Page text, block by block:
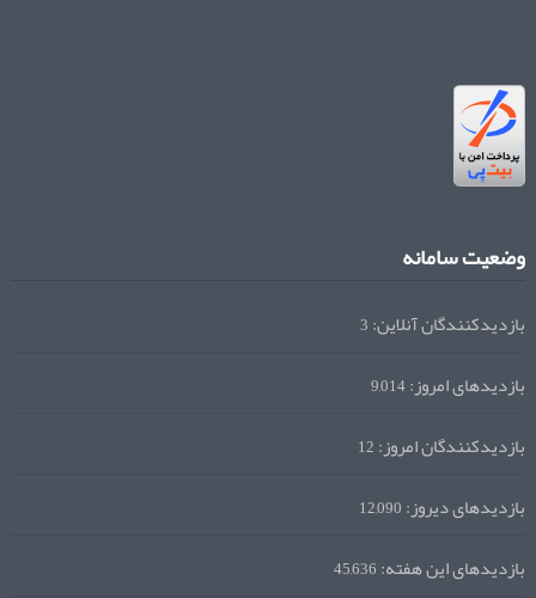
وضعیت سامانه
بازدیدکنندگان آنلاین:3
بازدیدهای امروز:9,014
بازدیدکنندگان امروز:12
بازدیدهای دیروز:12,090
بازدیدهای این هفته:45,636